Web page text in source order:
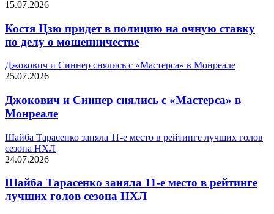
15.07.2026
Костя Цзю придет в полицию на очную ставку
по делу о мошенничестве
Джокович и Синнер снялись с «Мастерса» в Монреале
25.07.2026
Джокович и Синнер снялись с «Мастерса» в
Монреале
Шайба Тарасенко заняла 11-е место в рейтинге лучших голов
сезона НХЛ
24.07.2026
Шайба Тарасенко заняла 11-е место в рейтинге
лучших голов сезона НХЛ